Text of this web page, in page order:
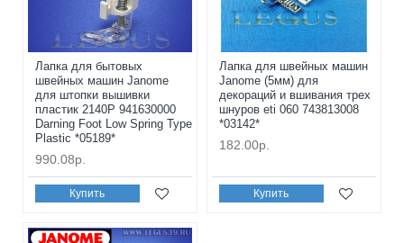
Лапка для бытовых
швейных машин Janome
для штопки вышивки
пластик 2140P 941630000
Darning Foot Low Spring Type
Plastic *05189*
990.08р.
Купить
Лапка для швейных машин
Janome (5мм) для
декораций и вшивания трех
шнуров eti 060 743813008
*03142*
182.00р.
Купить